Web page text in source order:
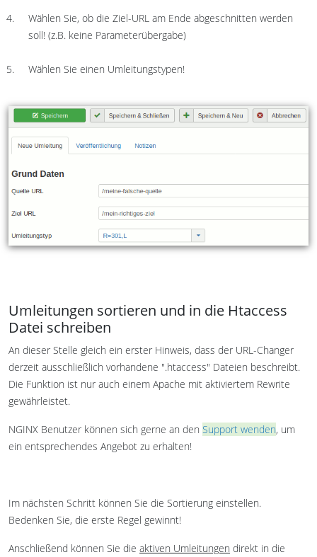
Wählen Sie, ob die Ziel-URL am Ende abgeschnitten werden
soll! (z.B. keine Parameterübergabe)
Wählen Sie einen Umleitungstypen!
Umleitungen sortieren und in die Htaccess
Datei schreiben
An dieser Stelle gleich ein erster Hinweis, dass der URL-Changer
derzeit ausschließlich vorhandene ".htaccess" Dateien beschreibt.
Die Funktion ist nur auch einem Apache mit aktiviertem Rewrite
gewährleistet.
NGINX Benutzer können sich gerne an den Support wenden, um
ein entsprechendes Angebot zu erhalten!
Im nächsten Schritt können Sie die Sortierung einstellen.
Bedenken Sie, die erste Regel gewinnt!
Anschließend können Sie die aktiven Umleitungen direkt in die